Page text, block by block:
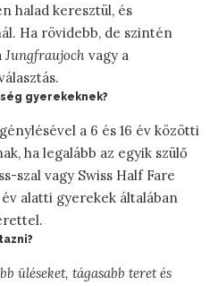
halad keresztül, és
Ha rövidebb, de szintén
Jungfraujoch vagy a
gyerekeknek?
a 6 és 16 év közötti
ha legalább az egyik szülő
szal vagy Swiss Half Fare
alatti gyerekek általában
üléseket, tágasabb teret és